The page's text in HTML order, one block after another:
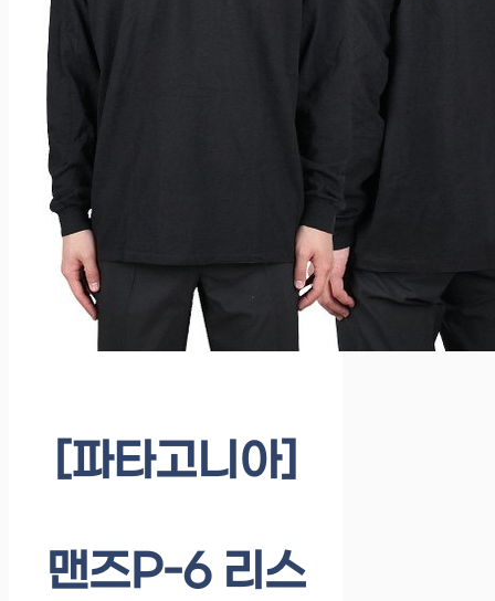
[파타고니아]
맨즈P-6 리스